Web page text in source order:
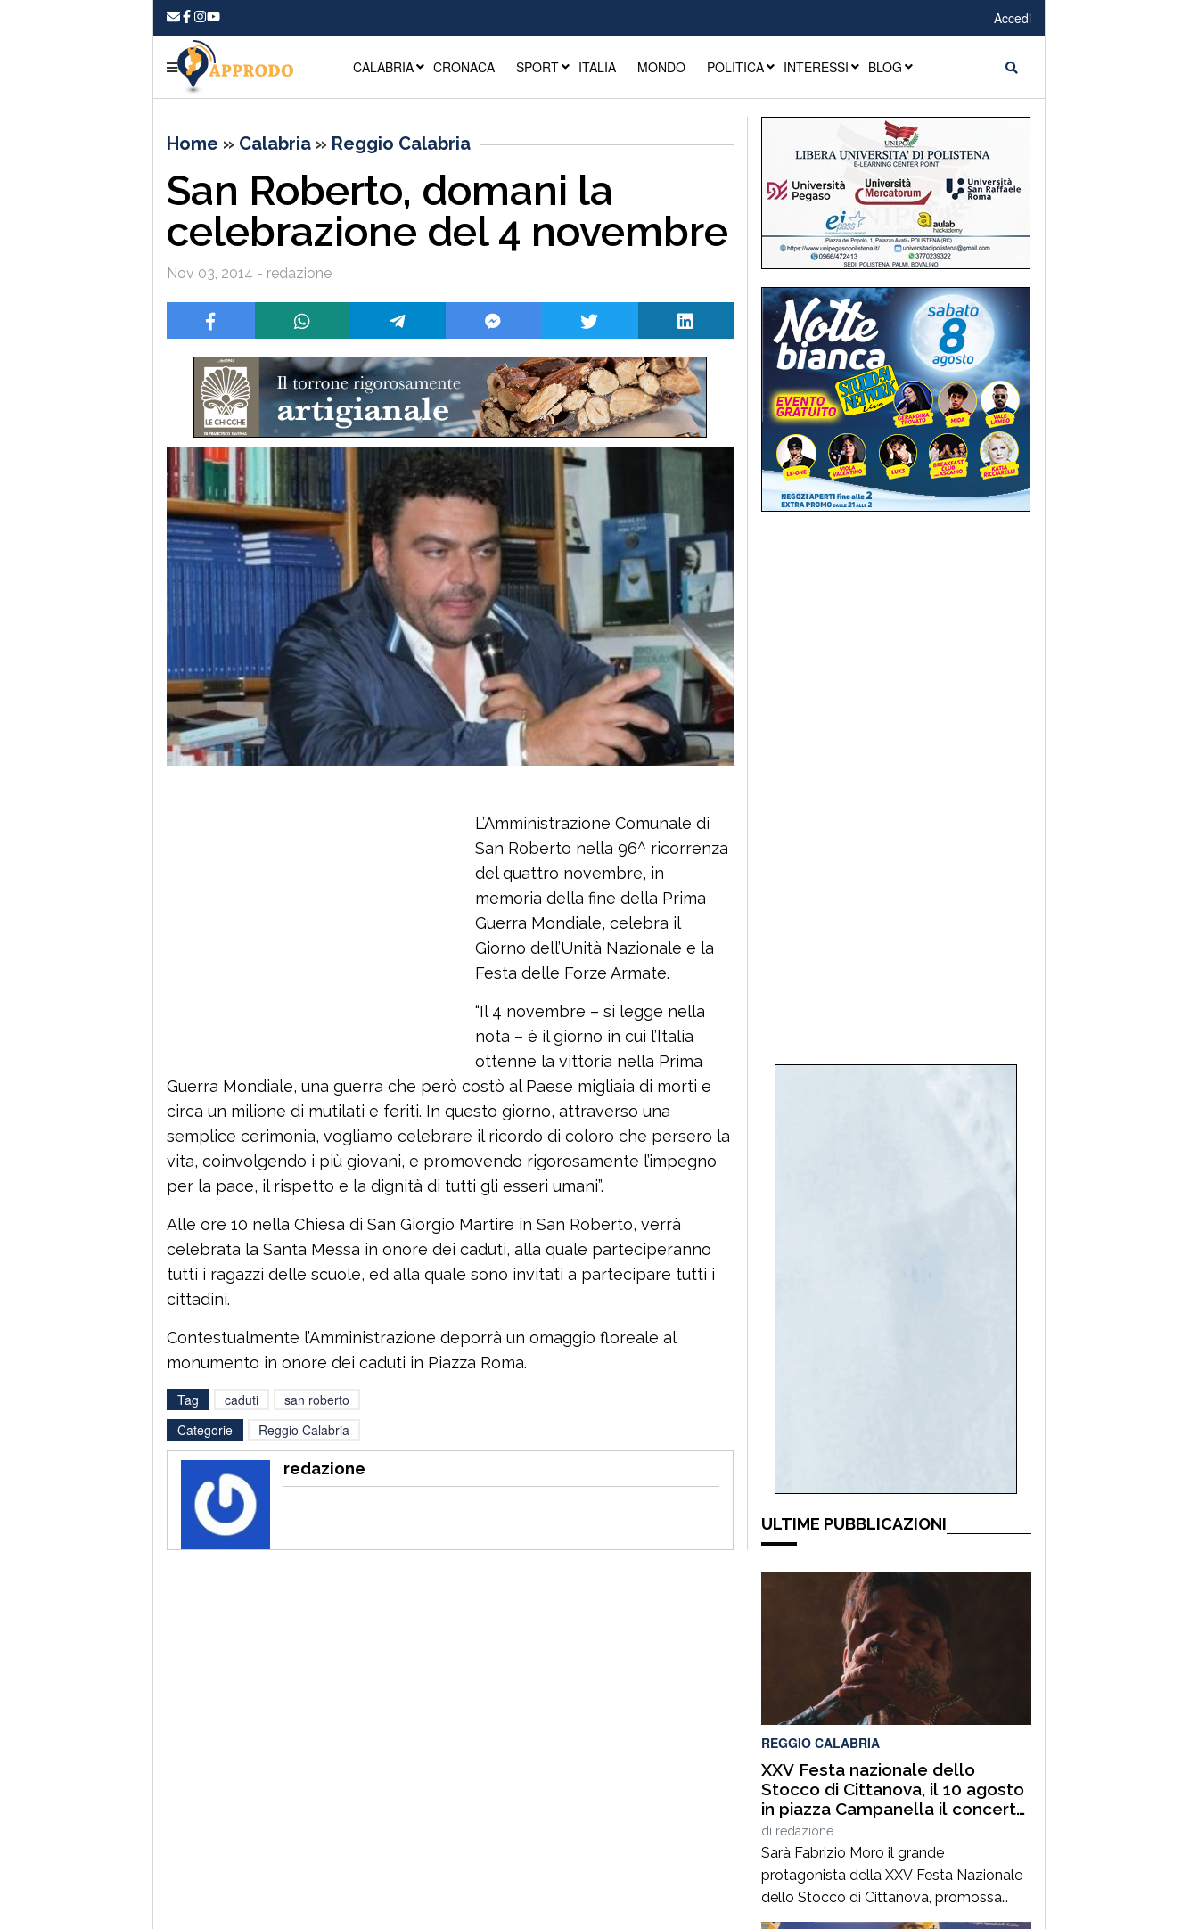
Accedi
CALABRIA CRONACA SPORT ITALIA MONDO POLITICA INTERESSI BLOG
Home » Calabria » Reggio Calabria
San Roberto, domani la
celebrazione del 4 novembre
Nov 03, 2014 - redazione
L’Amministrazione Comunale di
San Roberto nella 96^ ricorrenza
del quattro novembre, in
memoria della fine della Prima
Guerra Mondiale, celebra il
Giorno dell’Unità Nazionale e la
Festa delle Forze Armate.
“Il 4 novembre – si legge nella
nota – è il giorno in cui l’Italia
ottenne la vittoria nella Prima
Guerra Mondiale, una guerra che però costò al Paese migliaia di morti e
circa un milione di mutilati e feriti. In questo giorno, attraverso una
semplice cerimonia, vogliamo celebrare il ricordo di coloro che persero la
vita, coinvolgendo i più giovani, e promovendo rigorosamente l’impegno
per la pace, il rispetto e la dignità di tutti gli esseri umani”.
Alle ore 10 nella Chiesa di San Giorgio Martire in San Roberto, verrà
celebrata la Santa Messa in onore dei caduti, alla quale parteciperanno
tutti i ragazzi delle scuole, ed alla quale sono invitati a partecipare tutti i
cittadini.
Contestualmente l’Amministrazione deporrà un omaggio floreale al
monumento in onore dei caduti in Piazza Roma.
Tag caduti
san roberto
Categorie
Reggio Calabria
redazione
ULTIME PUBBLICAZIONI
REGGIO CALABRIA
XXV Festa nazionale dello
Stocco di Cittanova, il 10 agosto
in piazza Campanella il concerto
di Fabrizio Moro
di redazione
Sarà Fabrizio Moro il grande
protagonista della XXV Festa Nazionale
dello Stocco di Cittanova, promossa
dall’Associazione Turistica Pro Loco di